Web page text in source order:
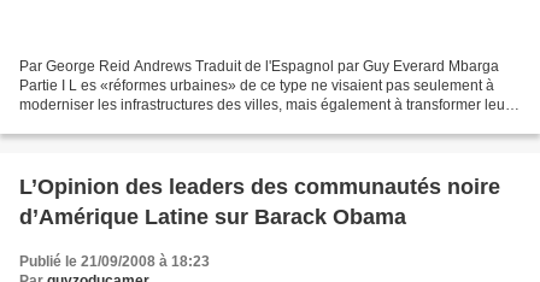
Par George Reid Andrews Traduit de l'Espagnol par Guy Everard Mbarga
Partie I L es «réformes urbaines» de ce type ne visaient pas seulement à
moderniser les infrastructures des villes, mais également à transformer leur
L’Opinion des leaders des communautés noire
d’Amérique Latine sur Barack Obama
Publié le 21/09/2008 à 18:23